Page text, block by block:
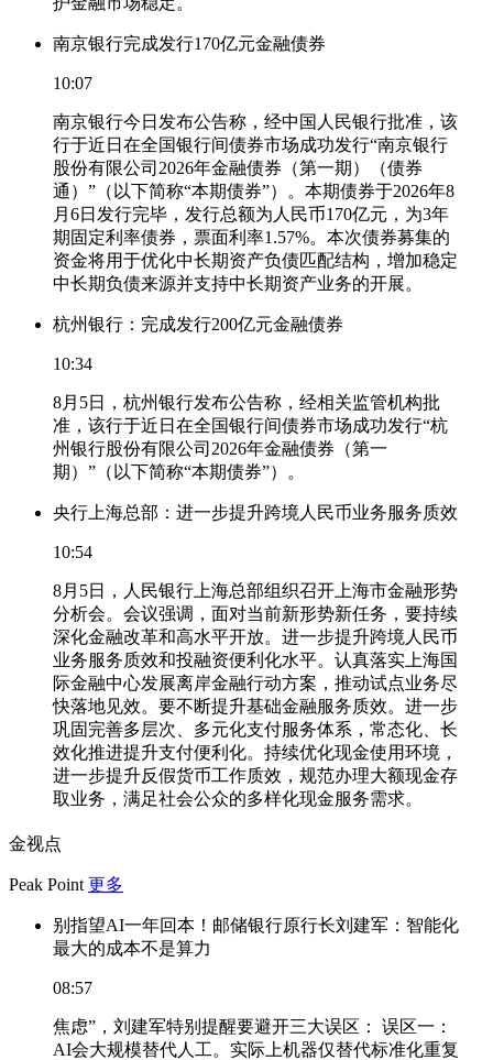
南京银行完成发行170亿元金融债券
10:07
南京银行今日发布公告称，经中国人民银行批准，该
行于近日在全国银行间债券市场成功发行“南京银行
股份有限公司2026年金融债券（第一期）（债券
通）”（以下简称“本期债券”）。本期债券于2026年8
月6日发行完毕，发行总额为人民币170亿元，为3年
期固定利率债券，票面利率1.57%。本次债券募集的
资金将用于优化中长期资产负债匹配结构，增加稳定
中长期负债来源并支持中长期资产业务的开展。
杭州银行：完成发行200亿元金融债券
10:34
8月5日，杭州银行发布公告称，经相关监管机构批
准，该行于近日在全国银行间债券市场成功发行“杭
州银行股份有限公司2026年金融债券（第一
期）”（以下简称“本期债券”）。
央行上海总部：进一步提升跨境人民币业务服务质效
10:54
8月5日，人民银行上海总部组织召开上海市金融形势
分析会。会议强调，面对当前新形势新任务，要持续
深化金融改革和高水平开放。进一步提升跨境人民币
业务服务质效和投融资便利化水平。认真落实上海国
际金融中心发展离岸金融行动方案，推动试点业务尽
快落地见效。要不断提升基础金融服务质效。进一步
巩固完善多层次、多元化支付服务体系，常态化、长
效化推进提升支付便利化。持续优化现金使用环境，
进一步提升反假货币工作质效，规范办理大额现金存
取业务，满足社会公众的多样化现金服务需求。
金视点
Peak Point 更多
别指望AI一年回本！邮储银行原行长刘建军：智能化
最大的成本不是算力
08:57
焦虑”，刘建军特别提醒要避开三大误区： 误区一：
AI会大规模替代人工。实际上机器仅替代标准化重复